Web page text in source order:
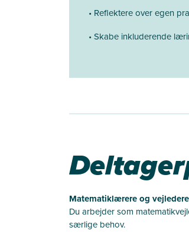
• Reflektere over egen
• Skabe inkluderende
Matematiklærere og vejledere
Du arbejder som
særlige behov.